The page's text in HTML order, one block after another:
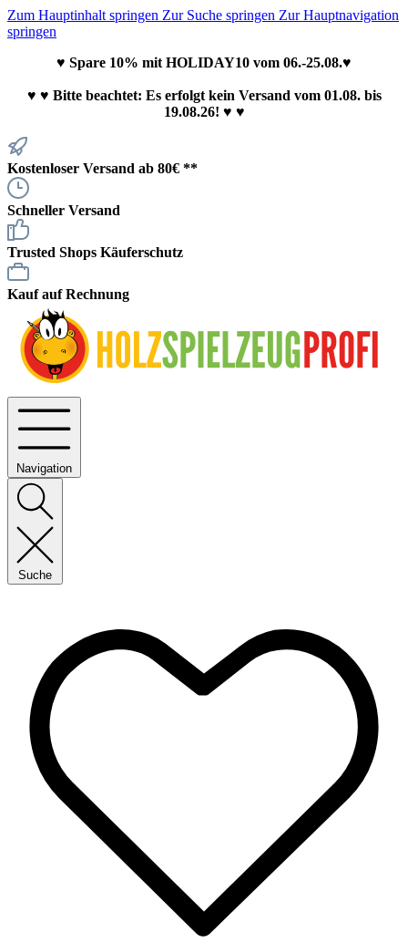
Zum Hauptinhalt springen Zur Suche springen Zur Hauptnavigation
springen
♥ Spare 10% mit HOLIDAY10 vom 06.-25.08.♥
♥ ♥ Bitte beachtet: Es erfolgt kein Versand vom 01.08. bis
19.08.26! ♥ ♥
Kostenloser Versand ab 80€ **
Schneller Versand
Trusted Shops Käuferschutz
Kauf auf Rechnung
Navigation
Suche